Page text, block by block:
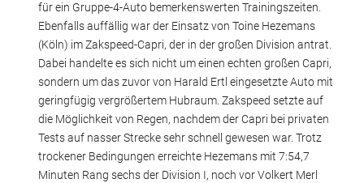
für ein Gruppe-4-Auto bemerkenswerten Trainingszeiten.
Ebenfalls auffällig war der Einsatz von Toine Hezemans
(Köln) im Zakspeed-Capri, der in der großen Division antrat.
Dabei handelte es sich nicht um einen echten großen Capri,
sondern um das zuvor von Harald Ertl eingesetzte Auto mit
geringfügig vergrößertem Hubraum. Zakspeed setzte auf
die Möglichkeit von Regen, nachdem der Capri bei privaten
Tests auf nasser Strecke sehr schnell gewesen war. Trotz
trockener Bedingungen erreichte Hezemans mit 7:54,7
Minuten Rang sechs der Division I, noch vor Volkert Merl